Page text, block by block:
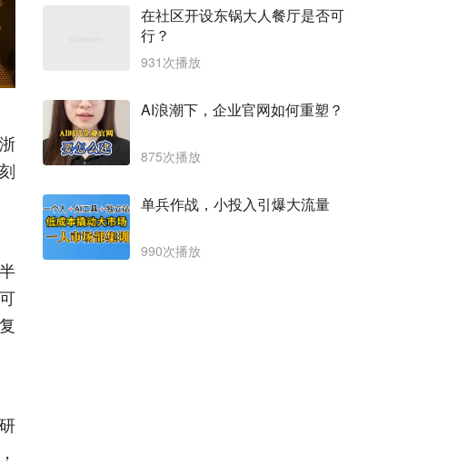
在社区开设东锅大人餐厅是否可
行？
931次播放
AI浪潮下，企业官网如何重塑？
875次播放
单兵作战，小投入引爆大流量
990次播放